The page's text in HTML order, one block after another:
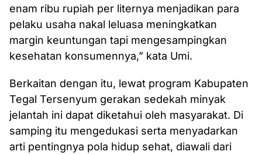
enam ribu rupiah per liternya menjadikan para
pelaku usaha nakal leluasa meningkatkan
margin keuntungan tapi mengesampingkan
kesehatan konsumennya,” kata Umi.
Berkaitan dengan itu, lewat program Kabupaten
Tegal Tersenyum gerakan sedekah minyak
jelantah ini dapat diketahui oleh masyarakat. Di
samping itu mengedukasi serta menyadarkan
arti pentingnya pola hidup sehat, diawali dari